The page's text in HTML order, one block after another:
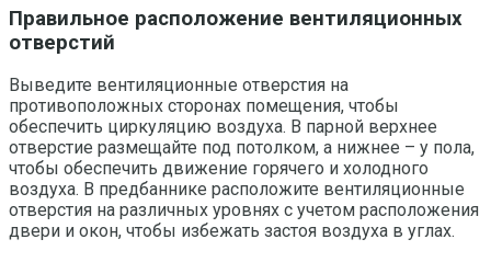
Правильное расположение вентиляционных
отверстий
Выведите вентиляционные отверстия на
противоположных сторонах помещения, чтобы
обеспечить циркуляцию воздуха. В парной верхнее
отверстие размещайте под потолком, а нижнее – у пола,
чтобы обеспечить движение горячего и холодного
воздуха. В предбаннике расположите вентиляционные
отверстия на различных уровнях с учетом расположения
двери и окон, чтобы избежать застоя воздуха в углах.